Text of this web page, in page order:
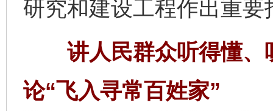
研究和建设工程作出重要
讲人民群众听得懂、
论“飞入寻常百姓家”